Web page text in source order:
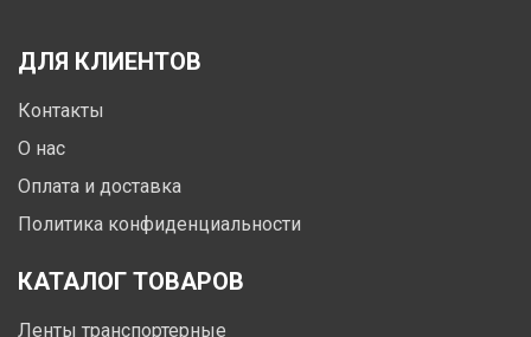
ДЛЯ КЛИЕНТОВ
Контакты
О нас
Оплата и доставка
Политика конфиденциальности
КАТАЛОГ ТОВАРОВ
Ленты транспортерные